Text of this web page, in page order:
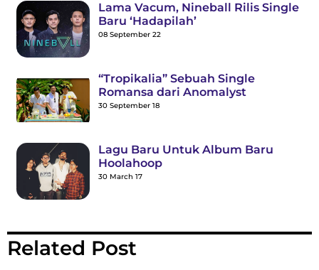
Lama Vacum, Nineball Rilis Single
Baru ‘Hadapilah’
08 September 22
“Tropikalia” Sebuah Single
Romansa dari Anomalyst
30 September 18
Lagu Baru Untuk Album Baru
Hoolahoop
30 March 17
Related Post